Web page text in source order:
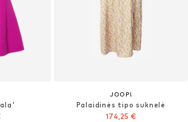
JOOP!
Palaidinės tipo suknelė
174,25 €